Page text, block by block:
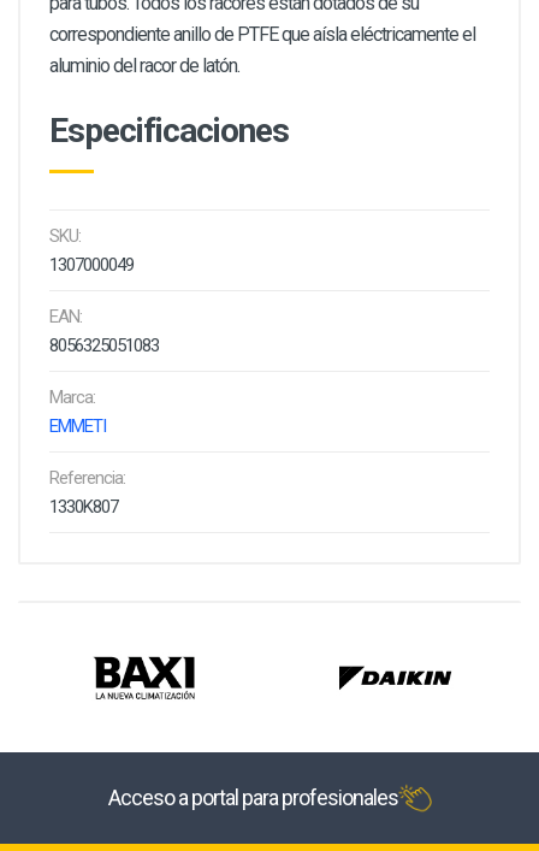
correspondiente anillo de PTFE que aísla eléctricamente el
aluminio del racor de latón.
Especificaciones
SKU:
1307000049
EAN:
8056325051083
Marca:
EMMETI
Referencia:
1330K807
Acceso a portal para profesionales